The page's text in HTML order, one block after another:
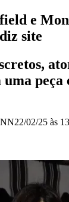
e
site
peça
22/02/25 às